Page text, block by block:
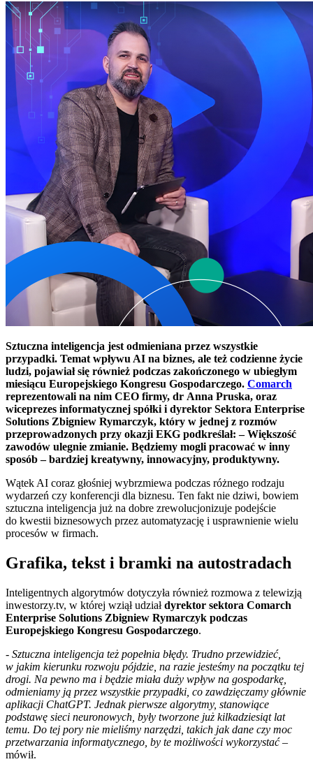
Sztuczna inteligencja jest odmieniana przez wszystkie
przypadki. Temat wpływu AI na biznes, ale też codzienne życie
ludzi, pojawiał się również podczas zakończonego w ubiegłym
miesiącu Europejskiego Kongresu Gospodarczego. Comarch
reprezentowali na nim CEO firmy, dr Anna Pruska, oraz
wiceprezes informatycznej spółki i dyrektor Sektora Enterprise
Solutions Zbigniew Rymarczyk, który w jednej z rozmów
przeprowadzonych przy okazji EKG podkreślał: – Większość
zawodów ulegnie zmianie. Będziemy mogli pracować w inny
sposób – bardziej kreatywny, innowacyjny, produktywny.
Wątek AI coraz głośniej wybrzmiewa podczas różnego rodzaju
wydarzeń czy konferencji dla biznesu. Ten fakt nie dziwi, bowiem
sztuczna inteligencja już na dobre zrewolucjonizuje podejście
do kwestii biznesowych przez automatyzację i usprawnienie wielu
procesów w firmach.
Grafika, tekst i bramki na autostradach
Inteligentnych algorytmów dotyczyła również rozmowa z telewizją
inwestorzy.tv, w której wziął udziałdyrektor sektora Comarch
Enterprise Solutions Zbigniew Rymarczyk podczas
Europejskiego Kongresu Gospodarczego.
- Sztuczna inteligencja też popełnia błędy. Trudno przewidzieć,
w jakim kierunku rozwoju pójdzie, na razie jesteśmy na początku tej
drogi. Na pewno ma i będzie miała duży wpływ na gospodarkę,
odmieniamy ją przez wszystkie przypadki, co zawdzięczamy głównie
aplikacji ChatGPT. Jednak pierwsze algorytmy, stanowiące
podstawę sieci neuronowych, były tworzone już kilkadziesiąt lat
temu. Do tej pory nie mieliśmy narzędzi, takich jak dane czy moc
przetwarzania informatycznego, by te możliwości wykorzystać–
mówił.